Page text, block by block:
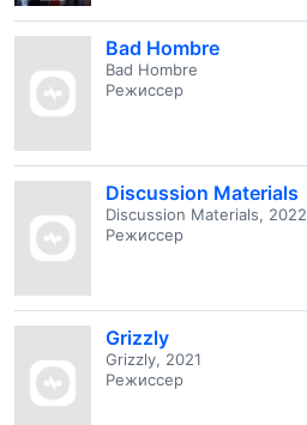
Bad Hombre
Bad Hombre
Режиссер
Discussion Materials
Discussion Materials, 2022
Режиссер
Grizzly
Grizzly, 2021
Режиссер